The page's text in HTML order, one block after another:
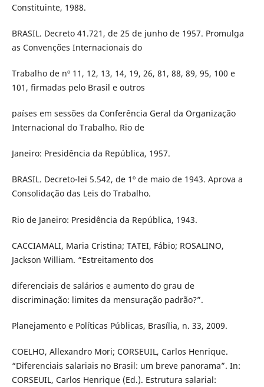
Constituinte, 1988.
BRASIL. Decreto 41.721, de 25 de junho de 1957. Promulga
as Convenções Internacionais do
Trabalho de nº 11, 12, 13, 14, 19, 26, 81, 88, 89, 95, 100 e
101, firmadas pelo Brasil e outros
países em sessões da Conferência Geral da Organização
Internacional do Trabalho. Rio de
Janeiro: Presidência da República, 1957.
BRASIL. Decreto-lei 5.542, de 1º de maio de 1943. Aprova a
Consolidação das Leis do Trabalho.
Rio de Janeiro: Presidência da República, 1943.
CACCIAMALI, Maria Cristina; TATEI, Fábio; ROSALINO,
Jackson William. “Estreitamento dos
diferenciais de salários e aumento do grau de
discriminação: limites da mensuração padrão?”.
Planejamento e Políticas Públicas, Brasília, n. 33, 2009.
COELHO, Allexandro Mori; CORSEUIL, Carlos Henrique.
“Diferenciais salariais no Brasil: um breve panorama”. In:
CORSEUIL, Carlos Henrique (Ed.). Estrutura salarial: